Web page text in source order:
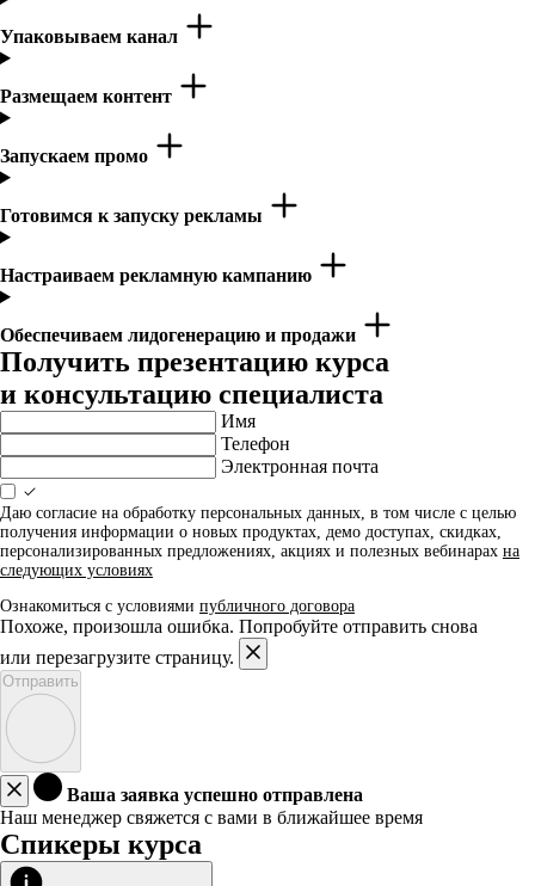
Упаковываем канал
Размещаем контент
Запускаем промо
Готовимся к запуску рекламы
Настраиваем рекламную кампанию
Обеспечиваем лидогенерацию и продажи
Получить презентацию курса
и консультацию специалиста
Имя
Телефон
Электронная почта
Даю согласие на обработку персональных данных, в том числе с целью
получения информации о новых продуктах, демо доступах, скидках,
персонализированных предложениях, акциях и полезных вебинарах на
следующих условиях
Ознакомиться с условиями публичного договора
Похоже, произошла ошибка. Попробуйте отправить снова
или перезагрузите страницу.
Отправить
Ваша заявка успешно отправлена
Наш менеджер свяжется с вами в ближайшее время
Спикеры курса